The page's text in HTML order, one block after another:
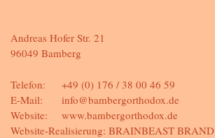
Andreas Hofer Str. 21
96049 Bamberg
Telefon:
E-Mail:
Website:
+49 (0) 176 / 38 00 46 59
info@bambergorthodox.de
www.bambergorthodox.de
Website-Realisierung: BRAINBEAST BRAND